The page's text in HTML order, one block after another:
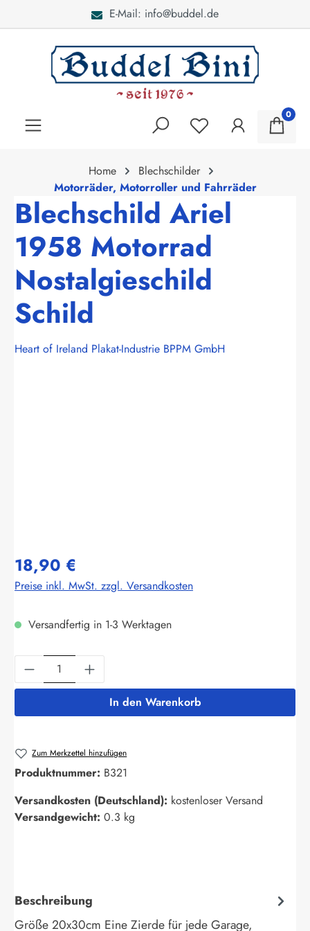
E-Mail: info@buddel.de
0
Home
Blechschilder
Motorräder, Motorroller und Fahrräder
Blechschild Ariel
1958 Motorrad
Nostalgieschild
Schild
Heart of Ireland Plakat-Industrie BPPM GmbH
18,90 €
Preise inkl. MwSt. zzgl. Versandkosten
Versandfertig in 1-3 Werktagen
Produkt Anzahl: Gib den gewünschten
In den Warenkorb
Zum Merkzettel hinzufügen
Produktnummer: B321
Versandkosten (Deutschland): kostenloser Versand
Versandgewicht: 0.3 kg
Beschreibung
Größe 20x30cm Eine Zierde für jede Garage,